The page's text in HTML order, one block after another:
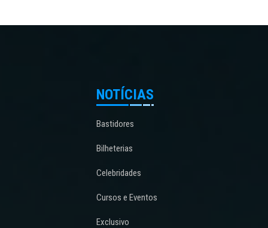
NOTÍCIAS
Bastidores
Bilheterias
Celebridades
Cursos e Eventos
Exclusivo